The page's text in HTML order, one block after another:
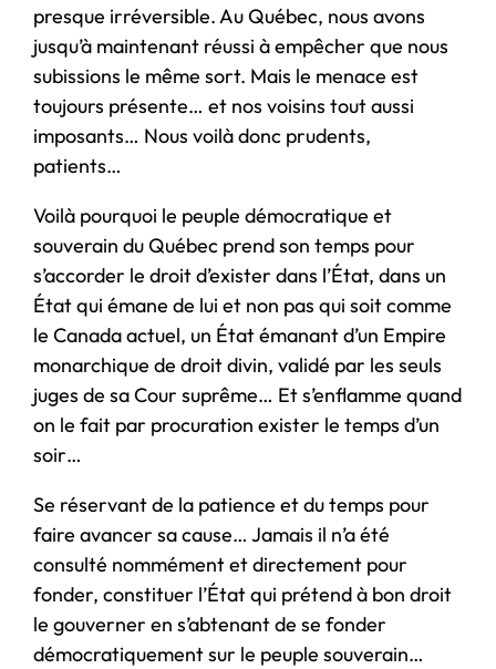
presque irréversible. Au Québec, nous avons
jusqu’à maintenant réussi à empêcher que nous
subissions le même sort. Mais le menace est
toujours présente… et nos voisins tout aussi
imposants… Nous voilà donc prudents,
patients…
Voilà pourquoi le peuple démocratique et
souverain du Québec prend son temps pour
s’accorder le droit d’exister dans l’État, dans un
État qui émane de lui et non pas qui soit comme
le Canada actuel, un État émanant d’un Empire
monarchique de droit divin, validé par les seuls
juges de sa Cour suprême… Et s’enflamme quand
on le fait par procuration exister le temps d’un
soir…
Se réservant de la patience et du temps pour
faire avancer sa cause… Jamais il n’a été
consulté nommément et directement pour
fonder, constituer l’État qui prétend à bon droit
le gouverner en s’abtenant de se fonder
démocratiquement sur le peuple souverain…